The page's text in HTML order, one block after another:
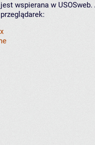
wspierana w